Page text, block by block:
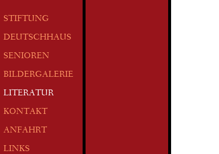
STIFTUNG
DEUTSCHHAUS
SENIOREN
BILDERGALERIE
LITERATUR
KONTAKT
ANFAHRT
LINKS